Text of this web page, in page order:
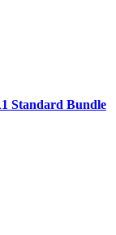
Standard Bundle